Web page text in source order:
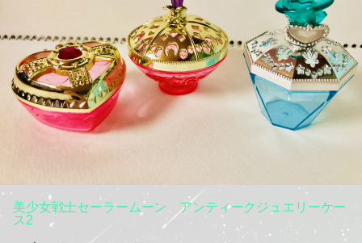
美少女戦士セーラームーン アンティークジュエリーケー
ス2